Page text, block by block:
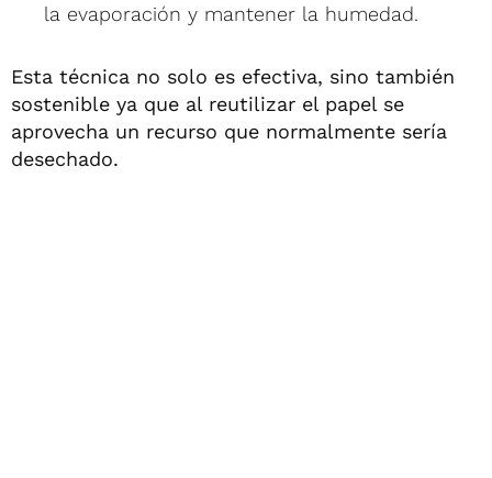
la evaporación y mantener la humedad.
Esta técnica no solo es efectiva, sino también
sostenible ya que al reutilizar el papel se
aprovecha un recurso que normalmente sería
desechado.